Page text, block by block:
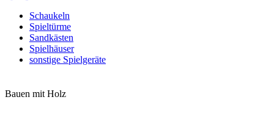
Schaukeln
Spieltürme
Sandkästen
Spielhäuser
sonstige Spielgeräte
Bauen mit Holz